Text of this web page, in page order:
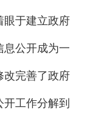
眼于建立政府
息公开成为一
改完善了政府
工作分解到